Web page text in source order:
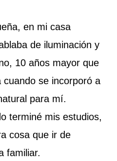
en mi casa
de iluminación y
10 años mayor que
se incorporó a
para mí.
terminé mis estudios,
cosa que ir de
familiar.